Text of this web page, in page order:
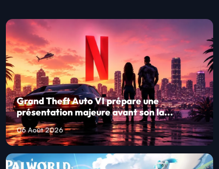
Grand Theft Auto VI prépare une
présentation majeure avant son la...
06 Août 2026